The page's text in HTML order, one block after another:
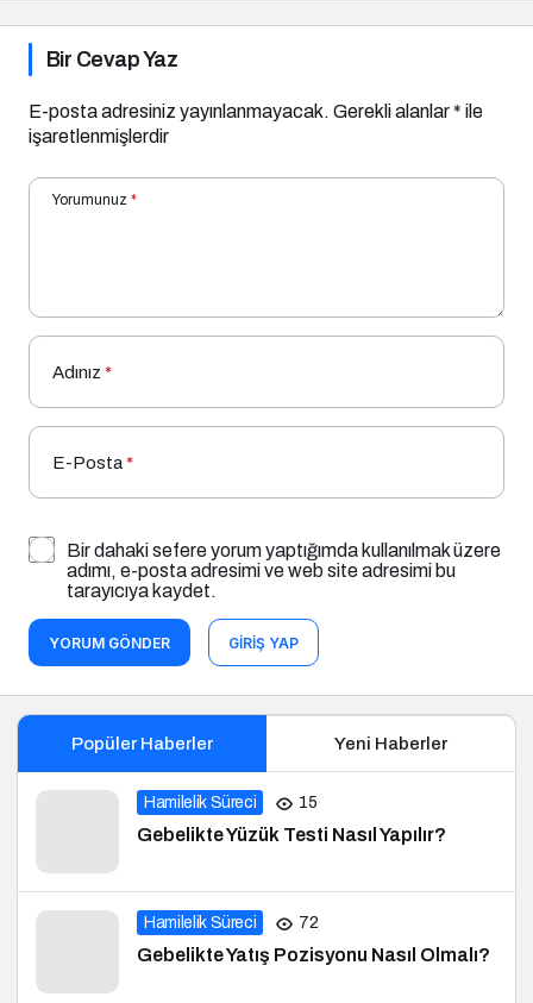
Bir Cevap Yaz
E-posta adresiniz yayınlanmayacak. Gerekli alanlar* ile
işaretlenmişlerdir
Yorumunuz *
Adınız *
E-Posta*
Bir dahaki sefere yorum yaptığımda kullanılmak üzere
adımı, e-posta adresimi ve web site adresimi bu
tarayıcıya kaydet.
YORUM GÖNDER GIRIŞ YAP
Popüler Haberler Yeni Haberler
Hamilelik Süreci 15
Gebelikte Yüzük Testi Nasıl Yapılır?
Hamilelik Süreci 72
Gebelikte Yatış Pozisyonu Nasıl Olmalı?